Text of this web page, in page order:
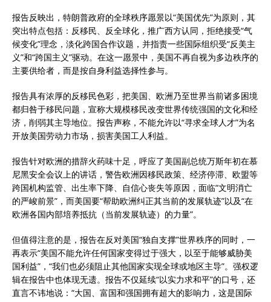
报告反映出，特朗普政府的全球秩序愿景以“美国优先”为原则，其
突出特点包括：反移民、反全球化，推广西方认同，拒绝接受“气
候变化”理念，淡化跨国合作议题，并指责一些国际组织受“反美主
义”和“跨国主义”驱动。在这一愿景中，美国不再自视为多边秩序的
主要供给者，而是按自身利益选择性参与。
报告具有浓厚的反移民色彩，把美国、欧洲乃至世界当前诸多困境
都归咎于移民问题，宣称大规模移民改变世界传统强国的文化和经
济，削弱其主导地位。报告声称，不能允许以“寻求全球人才”为名
开放美国劳动力市场，损害美国工人利益。
报告针对欧洲的措辞火药味十足，呼应了美国副总统万斯年初在慕
尼黑安全会议上的讲话，警告欧洲因移民政策、经济停滞、欧盟等
跨国机构监管、出生率下降、自信心丧失等原因，面临“文明消亡
的严峻前景”，而美国要“帮助欧洲纠正其当前的发展轨迹”以及“在
欧洲各国内部培养抵抗（当前发展轨迹）的力量”。
但值得注意的是，报告在反对美国“独自支撑”世界秩序的同时，一
再表示“美国不能允许任何国家变得过于强大，以至于能够威胁美
国利益”，“我们也必须阻止其他国家实现全球或地区主导”。强权逻
辑在报告中也体现无遗。报告不仅延续“以实力求和平”的口号，还
直言不讳地说：“大国、富国和强国拥有超大的影响力，这是国际